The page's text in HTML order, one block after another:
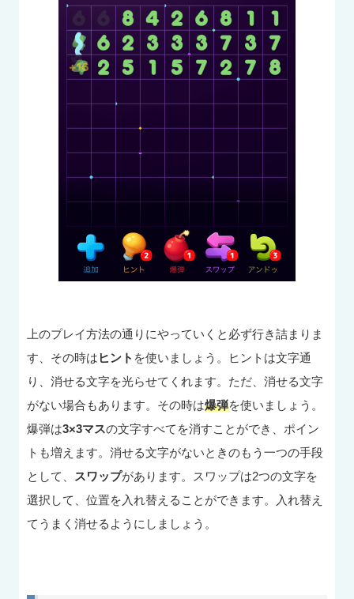
上のプレイ方法の通りにやっていくと必ず行き詰まりま
す、その時は ヒント を使いましょう。ヒントは文字通
り、消せる文字を光らせてくれます。ただ、消せる文字
がない場合もあります。その時は爆弾を使いましょう。
爆弾は3×3マスの文字すべてを消すことができ、ポイン
トも増えます。消せる文字がないときのもう一つの手段
として、 スワップがあります。スワップは2つの文字を
選択して、位置を入れ替えることができます。入れ替え
てうまく消せるようにしましょう。